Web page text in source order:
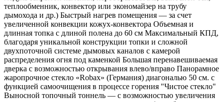
теплообменник, конвектор или экономайзер на трубу
дымохода и др.) Быстрый нагрев помещения — за счет
увеличенной конвекции кожух-конвектора Объемная и
длинная топка с длиной полена до 60 см Максимальный КПД,
благодаря уникальной конструкции топки и сложной
двухпоточной системе дымовых каналов с камерой
распределения огня под каменкой Большая перенавешиваемая
дверка с возможностью открывания влево/вправо Панорамное
жаропрочное стекло «Robax» (Германия) диагональю 50 см. с
функцией самоочищения в процессе горения "Чистое стекло"
Выносной топочный тоннель — с возможностью увеличения